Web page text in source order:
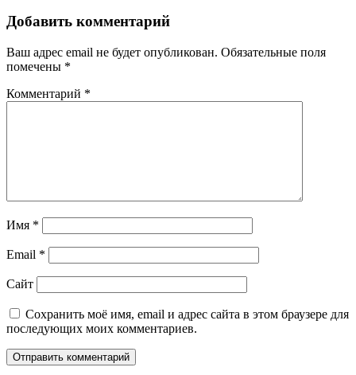
Добавить комментарий
Ваш адрес email не будет опубликован. Обязательные поля
помечены *
Комментарий *
Имя *
Email *
Сайт
Сохранить моё имя, email и адрес сайта в этом браузере для
последующих моих комментариев.